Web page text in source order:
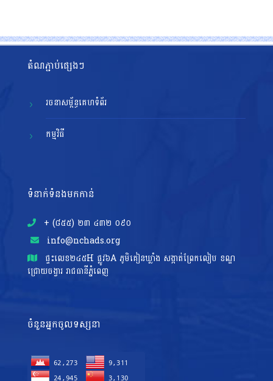
តំណភ្ជាប់ផ្សេងៗ
រចនាសម្ព័ន្ធគេហទំព័រ
កម្មវិធី
ទំនាក់ទំនងមកកាន់
+ (៨៥៥)​ ២៣​ ៤៣២ ០៩០
info@nchads.org
ផ្ទះ​លេខ២៤៥H ផ្លូវ៦A ភូមិគៀនឃ្លាំង សង្កាត់ព្រែកលៀប ខណ្ឌ
ជ្រោយចង្វារ រាជធានីភ្នំពេញ
ចំនួនអ្នកចូលទស្សនា